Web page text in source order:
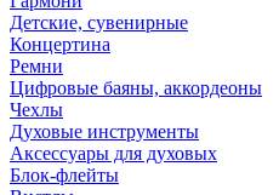
Детские, сувенирные
Концертина
Ремни
Цифровые баяны, аккордеоны
Чехлы
Духовые инструменты
Аксессуары для духовых
Блок-флейты